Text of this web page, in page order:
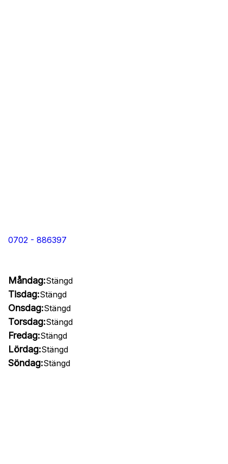
0702 - 886397
Måndag:Stängd
Tisdag:Stängd
Onsdag:Stängd
Torsdag:Stängd
Fredag:Stängd
Lördag:Stängd
Söndag:Stängd